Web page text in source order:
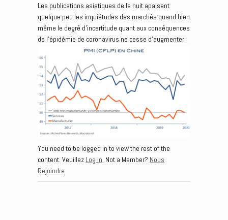
Les publications asiatiques de la nuit apaisent
quelque peu les inquiétudes des marchés quand bien
même le degré d’incertitude quant aux conséquences
de l’épidémie de coronavirus ne cesse d’augmenter.
You need to be logged in to view the rest of the
content. Veuillez Log In. Not a Member? Nous
Rejoindre